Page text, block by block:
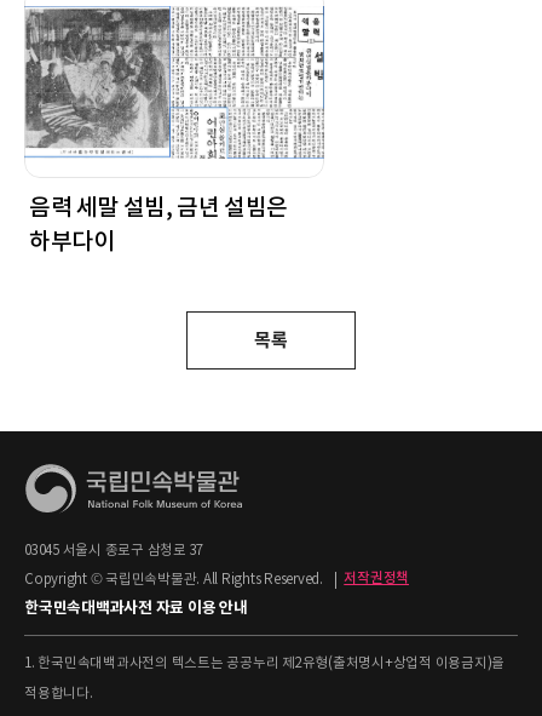
음력 세말 설빔, 금년 설빔은
하부다이
목록
03045 서울시 종로구 삼청로 37
Copyright © 국립민속박물관. All Rights Reserved.
저작권정책
한국민속대백과사전 자료 이용 안내
1. 한국민속대백과사전의 텍스트는 공공누리 제2유형(출처명시+상업적 이용금지)을
적용합니다.